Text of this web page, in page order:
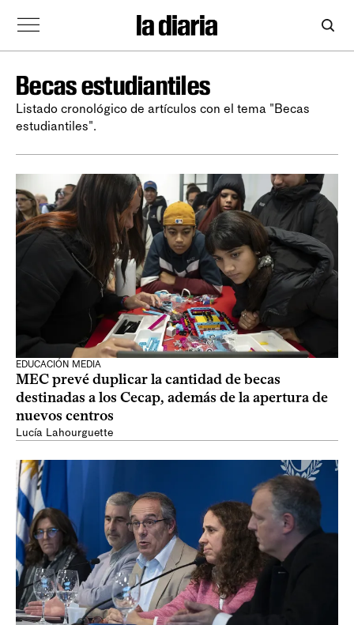
Becas estudiantiles
Listado cronológico de artículos con el tema "Becas
estudiantiles".
EDUCACIÓN MEDIA
MEC prevé duplicar la cantidad de becas
destinadas a los Cecap, además de la apertura de
nuevos centros
Lucía Lahourguette